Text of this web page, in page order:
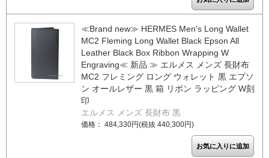
≪Brand new≫ HERMES Men's Long Wallet
MC2 Fleming Long Wallet Black Epson All
Leather Black Box Ribbon Wrapping W
Engraving≪ 新品 ≫ エルメス メンズ 長財布
MC2 フレミング ロング ウォレット 黒 エプソ
ン オールレザー 黒 箱 リボン ラッピング W刻
印
エルメス メンズ 長財布 黒
価格： 484,330円(税抜 440,300円)